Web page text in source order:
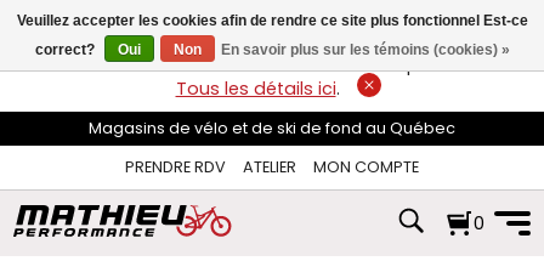
flèches
haut
et
pour
sélectionner
disponible.
Appuyez
LIVRAISON GRATUITEsur les commandes de plus de 74$*.
Tous les détails ici.
Magasins de vélo et de ski de fond au Québec
PRENDRE RDV
ATELIER MON COMPTE
0
Veuillez accepter les cookies afin de rendre ce site plus fonctionnel Est-ce
correct?
Oui Non En savoir plus sur les témoins (cookies) »